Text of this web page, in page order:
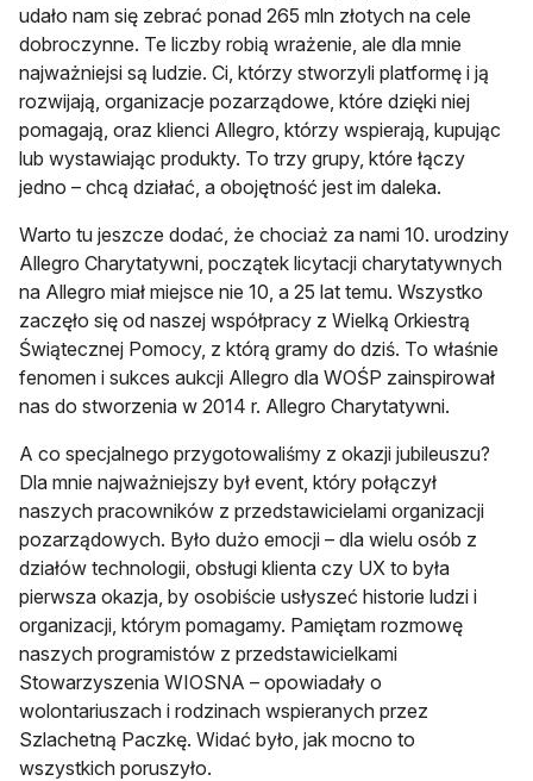
udało nam się zebrać ponad 265 mln złotych na cele
dobroczynne. Te liczby robią wrażenie, ale dla mnie
najważniejsi są ludzie. Ci, którzy stworzyli platformę i ją
rozwijają, organizacje pozarządowe, które dzięki niej
pomagają, oraz klienci Allegro, którzy wspierają, kupując
lub wystawiając produkty. To trzy grupy, które łączy
jedno – chcą działać, a obojętność jest im daleka.
Warto tu jeszcze dodać, że chociaż za nami 10. urodziny
Allegro Charytatywni, początek licytacji charytatywnych
na Allegro miał miejsce nie 10, a 25 lat temu. Wszystko
zaczęło się od naszej współpracy z Wielką Orkiestrą
Świątecznej Pomocy, z którą gramy do dziś. To właśnie
fenomen i sukces aukcji Allegro dla WOŚP zainspirował
nas do stworzenia w 2014 r. Allegro Charytatywni.
A co specjalnego przygotowaliśmy z okazji jubileuszu?
Dla mnie najważniejszy był event, który połączył
naszych pracowników z przedstawicielami organizacji
pozarządowych. Było dużo emocji – dla wielu osób z
działów technologii, obsługi klienta czy UX to była
pierwsza okazja, by osobiście usłyszeć historie ludzi i
organizacji, którym pomagamy. Pamiętam rozmowę
naszych programistów z przedstawicielkami
Stowarzyszenia WIOSNA – opowiadały o
wolontariuszach i rodzinach wspieranych przez
Szlachetną Paczkę. Widać było, jak mocno to
wszystkich poruszyło.